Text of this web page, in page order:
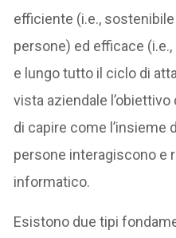
efficiente (i.e.,
persone) ed efficace
e lungo tutto il ciclo di
vista aziendale
di capire come l’insieme
persone interagiscono e
informatico.
Esistono due tipi